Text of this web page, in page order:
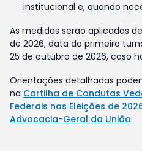
institucional e, quando
As medidas serão aplicadas
de 2026, data do primeiro
25 de outubro de 2026, caso
Orientações detalhadas
na Cartilha de Condutas
Federais nas Eleições de
Advocacia-Geral da União.